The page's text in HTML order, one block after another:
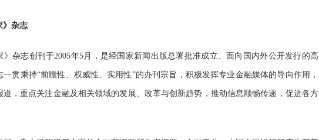
》杂志
》杂志创刊于2005年5月，是经国家新闻出版总署批准成立、面向国内外公开发行的高
贯秉持“前瞻性、权威性、实用性”的办刊宗旨，积极发挥专业金融媒体的导向作用，
道，重点关注金融及相关领域的发展、改革与创新趋势，推动信息顺畅传递，促进各方